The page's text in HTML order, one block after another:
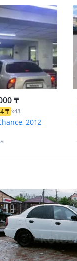
₸
₸ x48
2012